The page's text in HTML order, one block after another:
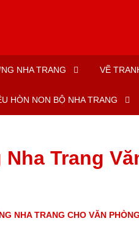
NHA TRANG VẼ
HÒN NON BỘ NHA TRANG
Trang
NHA TRANG CHO VĂN PHÒNG